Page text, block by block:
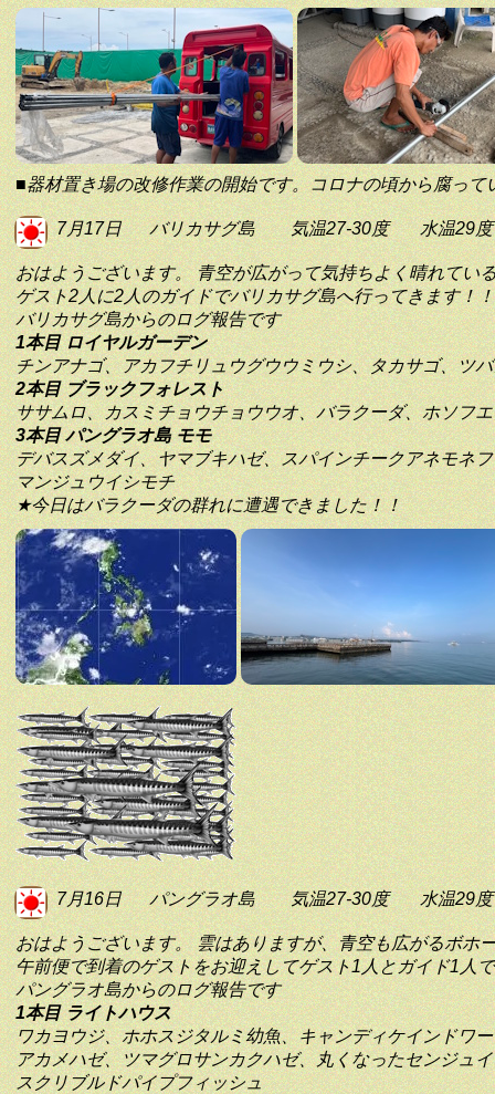
■器材置き場の改修作業の開始です。コロナの頃から腐っ
7月17日 バリカサグ島 気温27-30度 水温29度
おはようございます。 青空が広がって気持ちよく晴れてい
ゲスト2人に2人のガイドでバリカサグ島へ行ってきます！！
バリカサグ島からのログ報告です
1本目 ロイヤルガーデン
チンアナゴ、アカフチリュウグウウミウシ、タカサゴ、ツ
2本目 ブラックフォレスト
ササムロ、カスミチョウチョウウオ、バラクーダ、ホソフ
3本目 パングラオ島 モモ
デバスズメダイ、ヤマブキハゼ、スパインチークアネモネ
マンジュウイシモチ
★今日はバラクーダの群れに遭遇できました！！
7月16日 パングラオ島 気温27-30度 水温29度
おはようございます。 雲はありますが、青空も広がるボホ
午前便で到着のゲストをお迎えしてゲスト1人とガイド1人
パングラオ島からのログ報告です
1本目 ライトハウス
ワカヨウジ、ホホスジタルミ幼魚、キャンディケインドワ
アカメハゼ、ツマグロサンカクハゼ、丸くなったセンジュ
スクリブルドパイプフィッシュ